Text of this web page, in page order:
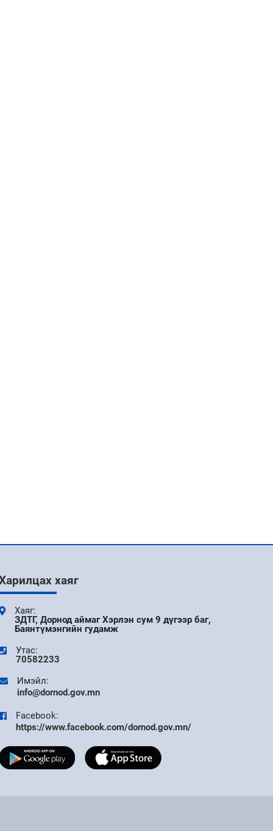
АЙМГИЙН ЗАСАГ ДАРГЫН ЗАХИРАМЖ 11
УДИРДАХ АЖИЛТНЫ ШУУРХАЙ
9 сар
ДОРНОД АЙМАГТ БҮХ НИЙТИЙН ЦАХИМ
УР ЧАДВАРЫГ ДЭЭШЛҮҮЛЭХ V ШАТНЫ
АЯНЫ НЭЭЛТ БОЛЛОО
хаяг
Хаяг:
ЗДТГ, Дорнод аймаг Хэрлэн сум 9 дүгээр баг,
Баянтүмэнгийн гудамж
Утас:
70582233
Имэйл:
info@dornod.gov.mn
Facebook:
https://www.facebook.com/dornod.gov.mn/